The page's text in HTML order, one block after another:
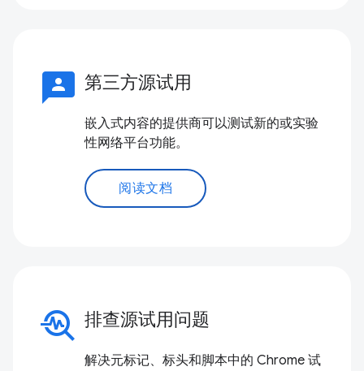
3p 第三方源试用
嵌入式内容的提供商可以测试新的或实验
性网络平台功能。
阅读文档
troubleshoot 排查源试用问题
解决元标记、标头和脚本中的 Chrome 试